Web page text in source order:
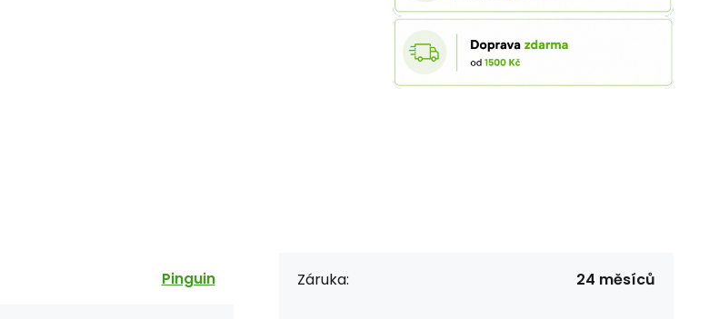
Pinguin Záruka: 24 měsíců